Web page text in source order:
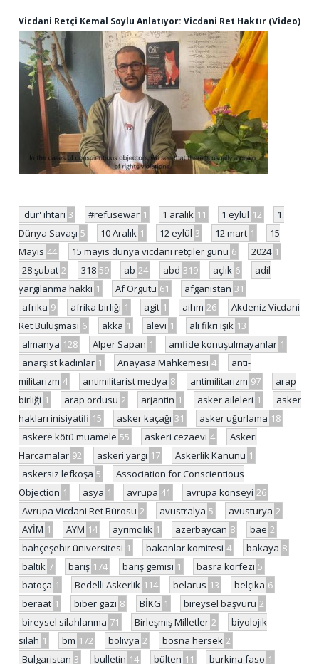
Vicdani Retçi Kemal Soylu Anlatıyor: Vicdani Ret Haktır (Video)
'dur' ihtarı 3 #refusewar 1 1 aralık 11 1 eylül 12
1.
Dünya Savaşı 5 10 Aralık 1 12 eylül 3 12 mart 1
15
Mayıs 44 15 mayıs dünya vicdani retçiler günü 6 2024 1
28 şubat 2 318 59 ab 24 abd 319 açlık 6
adil
yargılanma hakkı 1 Af Örgütü 61 afganistan 31
afrika 9 afrika birliği 1 agit 1 aihm 26
Akdeniz Vicdani
Ret Buluşması 6 akka 1 alevi 1 ali fikri ışık 13
almanya 128 Alper Sapan 1 amfide konuşulmayanlar 1
anarşist kadınlar 1 Anayasa Mahkemesi 4
anti-
militarizm 4 antimilitarist medya 8 antimilitarizm 97
arap
birliği 1 arap ordusu 2 arjantin 1 asker aileleri 1
asker
hakları inisiyatifi 15 asker kaçağı 31 asker uğurlama 18
askere kötü muamele 55 askeri cezaevi 4
Askeri
Harcamalar 92 askeri yargı 17 Askerlik Kanunu 1
askersiz lefkoşa 5
Association for Conscientious
Objection 1 asya 1 avrupa 41 avrupa konseyi 26
Avrupa Vicdani Ret Bürosu 2 avustralya 5 avusturya 2
AYİM 1 AYM 14 ayrımcılık 1 azerbaycan 8 bae 2
bahçeşehir üniversitesi 1 bakanlar komitesi 4 bakaya 8
baltık 7 barış 174 barış gemisi 1 basra körfezi 5
batoça 1 Bedelli Askerlik 114 belarus 13 belçika 6
beraat 1 biber gazı 8 BİKG 1 bireysel başvuru 2
bireysel silahlanma 71 Birleşmiş Milletler 2
biyolojik
silah 1 bm 172 bolivya 2 bosna hersek 2
Bulgaristan 3 bulletin 14 bülten 11 burkina faso 1